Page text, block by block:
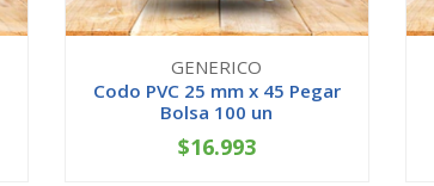
GENERICO
Codo PVC 25 mm x 45 Pegar
Bolsa 100 un
+
$16.993